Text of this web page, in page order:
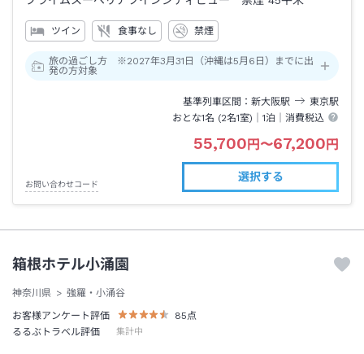
ツイン 食事なし 禁煙
旅の過ごし方 ※2027年3月31日（沖縄は5月6日）までに出
発の方対象
基準列車区間 新大阪駅 東京駅
おとな1名 (2名1室)｜1泊 ｜消費税込
55,700 円 〜67,200 円
お問い合わせコード
選択する
箱根ホテル小涌園
神奈川県
強羅・小涌谷
お客様アンケート評価
85 点
るるぶトラベル評価
集計中